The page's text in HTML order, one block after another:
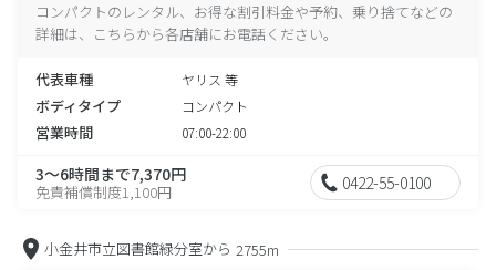
コンパクトのレンタル、お得な割引料金や予約、乗り捨てなどの
詳細は、こちらから各店舗にお電話ください。
代表車種 ヤリス 等
ボディタイプ コンパクト
営業時間 07:00-22:00
3～6時間まで7,370円
免責補償制度1,100円 0422-55-0100
小金井市立図書館緑分室から 2755m